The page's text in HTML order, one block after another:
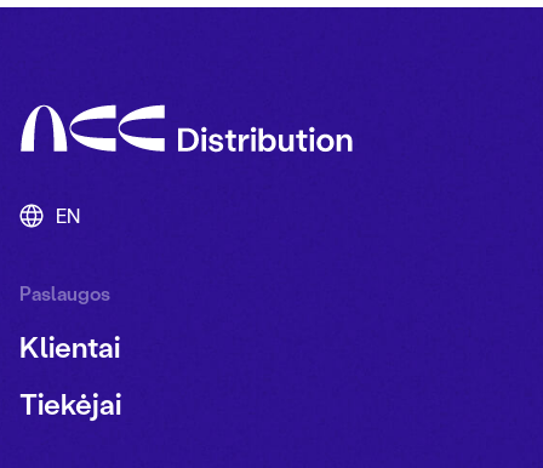
EN
Paslaugos
Klientai
Tiekėjai